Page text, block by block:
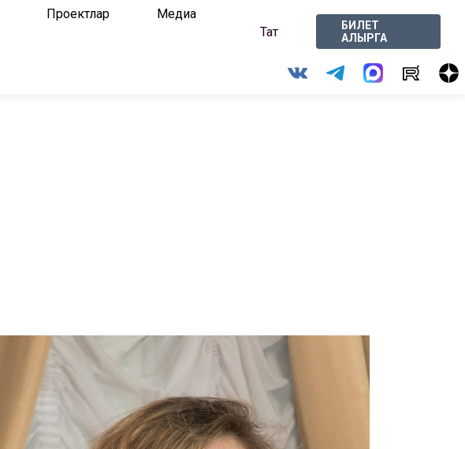
Проектлар Медиа
Тат
БИЛЕТ
АЛЫРГА